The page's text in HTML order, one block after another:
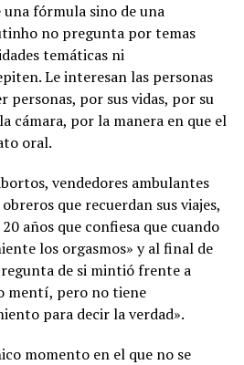
fórmula sino de una
nopregunta portemas
temáticas ni
. Le interesan las personas
personas, por sus vidas, por su
cámara, por la manera en que el
oral.
vendedores ambulantes
que recuerdan sus viajes,
años que confiesa que cuando
los orgasmos» y al final de
de si mintió frente a
mentí, pero no tiene
para decir la verdad».
momento en el que no se